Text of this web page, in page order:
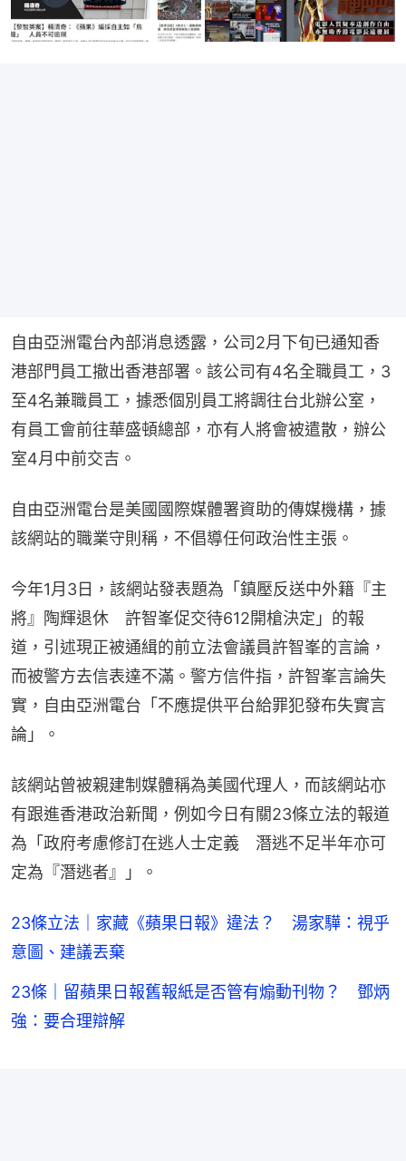
自由亞洲電台內部消息透露，公司2月下旬已通知香
港部門員工撤出香港部署。該公司有4名全職員工，3
至4名兼職員工，據悉個別員工將調往台北辦公室，
有員工會前往華盛頓總部，亦有人將會被遣散，辦公
室4月中前交吉。
自由亞洲電台是美國國際媒體署資助的傳媒機構，據
該網站的職業守則稱，不倡導任何政治性主張。
今年1月3日，該網站發表題為「鎮壓反送中外籍『主
將』陶輝退休　許智峯促交待612開槍決定」的報
道，引述現正被通緝的前立法會議員許智峯的言論，
而被警方去信表達不滿。警方信件指，許智峯言論失
實，自由亞洲電台「不應提供平台給罪犯發布失實言
論」。
該網站曾被親建制媒體稱為美國代理人，而該網站亦
有跟進香港政治新聞，例如今日有關23條立法的報道
為「政府考慮修訂在逃人士定義　潛逃不足半年亦可
定為『潛逃者』」。
23條立法｜家藏《蘋果日報》違法？ 湯家驊：視乎
意圖、建議丟棄
23條｜留蘋果日報舊報紙是否管有煽動刊物？ 鄧炳
強：要合理辯解